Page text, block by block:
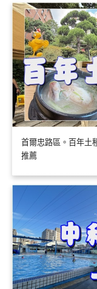
首爾忠路區。百年土
推薦